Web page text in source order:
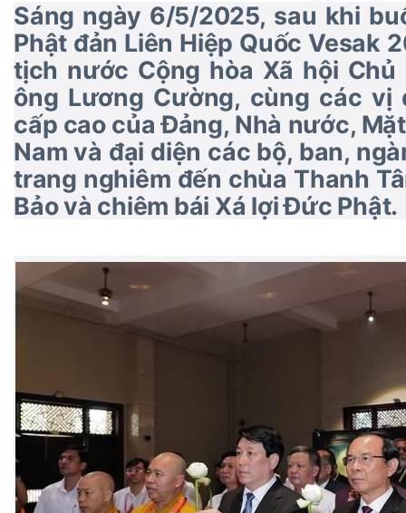
Sáng ngày 6/5/2025, sau khi
Phật đản Liên Hiệp Quốc Vesak
tịch nước Cộng hòa Xã hội Chủ
ông Lương Cường, cùng các vị
cấp cao của Đảng, Nhà nước,
Nam và đại diện các bộ, ban,
trang nghiêm đến chùa Thanh
Bảo và chiêm bái Xá lợi Đức Phật.